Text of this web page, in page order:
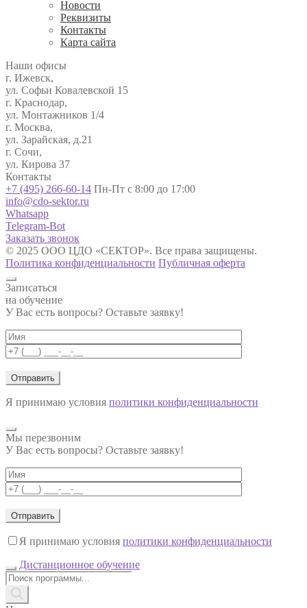
Новости
Реквизиты
Контакты
Карта сайта
Наши офисы
г. Ижевск,
ул. Софьи Ковалевской 15
г. Краснодар,
ул. Монтажников 1/4
г. Москва,
ул. Зарайская, д.21
г. Сочи,
ул. Кирова 37
Контакты
+7 (495) 266-60-14 Пн-Пт с 8:00 до 17:00
info@cdo-sektor.ru
Whatsapp
Telegram-Bot
Заказать звонок
© 2025 ООО ЦДО «СЕКТОР». Все права защищены.
Политика конфиденциальности Публичная оферта
Записаться
на обучение
У Вас есть вопросы? Оставьте заявку!
Я принимаю условия политики конфиденциальности
Мы перезвоним
У Вас есть вопросы? Оставьте заявку!
Я принимаю условия политики конфиденциальности
Дистанционное обучение
Поиск
товаров